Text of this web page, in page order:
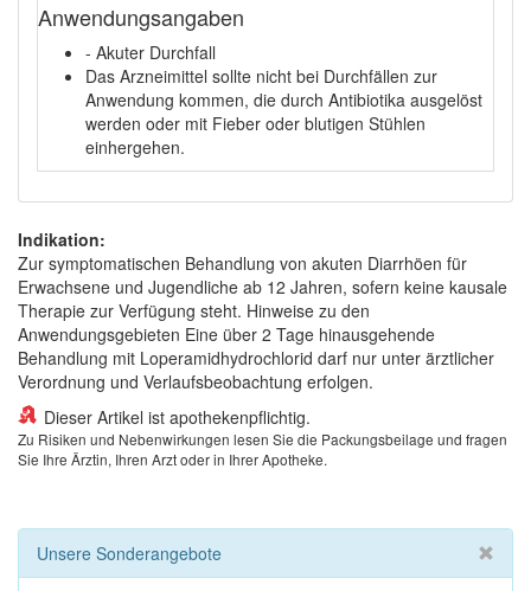
Anwendungsangaben
- Akuter Durchfall
Das Arzneimittel sollte nicht bei Durchfällen zur
Anwendung kommen, die durch Antibiotika ausgelöst
werden oder mit Fieber oder blutigen Stühlen
einhergehen.
Indikation:
Zur symptomatischen Behandlung von akuten Diarrhöen für
Erwachsene und Jugendliche ab 12 Jahren, sofern keine kausale
Therapie zur Verfügung steht. Hinweise zu den
Anwendungsgebieten Eine über 2 Tage hinausgehende
Behandlung mit Loperamidhydrochlorid darf nur unter ärztlicher
Verordnung und Verlaufsbeobachtung erfolgen.
Dieser Artikel ist apothekenpflichtig.
Zu Risiken und Nebenwirkungen lesen Sie die Packungsbeilage und fragen
Sie Ihre Ärztin, Ihren Arzt oder in Ihrer Apotheke.
Unsere Sonderangebote